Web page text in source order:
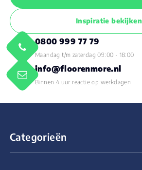
Inspiratie bekijken
0800 999 77 79
Maandag t/m zaterdag 09:00 - 18:00
info@floorenmore.nl
Binnen 4 uur reactie op werkdagen
Categorieën